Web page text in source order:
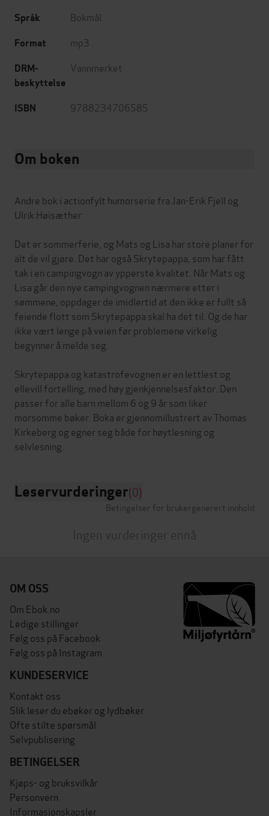
Språk Bokmål
Format mp3
DRM-
beskyttelse
Vannmerket
ISBN 9788234706585
Om boken
Andre bok i actionfylt humorserie fra Jan-Erik Fjell og
Ulrik Høisæther
Det er sommerferie, og Mats og Lisa har store planer for
alt de vil gjøre. Det har også Skrytepappa, som har fått
tak i en campingvogn av ypperste kvalitet. Når Mats og
Lisa går den nye campingvognen nærmere etter i
sømmene, oppdager de imidlertid at den ikke er fullt så
feiende flott som Skrytepappa skal ha det til. Og de har
ikke vært lenge på veien før problemene virkelig
begynner å melde seg.
Skrytepappa og katastrofevognen er en lettlest og
ellevill fortelling, med høy gjenkjennelsesfaktor. Den
passer for alle barn mellom 6 og 9 år som liker
morsomme bøker. Boka er gjennomillustrert av Thomas
Kirkeberg og egner seg både for høytlesning og
Leservurderinger(0)
Betingelser for brukergenerert innhold
Ingen vurderinger ennå
OM OSS
Om Ebok.no
Ledige stillinger
Følg oss på Facebook
Følg oss på Instagram
KUNDESERVICE
Kontakt oss
Slik leser du ebøker og lydbøker
Ofte stilte spørsmål
Selvpublisering
BETINGELSER
Kjøps- og bruksvilkår
Personvern
Informasjonskapsler